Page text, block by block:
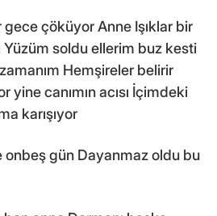
çöküyor Anne Işıklar bir
Yüzüm soldu ellerim buz kesti
Hemşireler belirir
yine canımın acısı İçimdeki
karışıyor
onbeş gün Dayanmaz oldu bu